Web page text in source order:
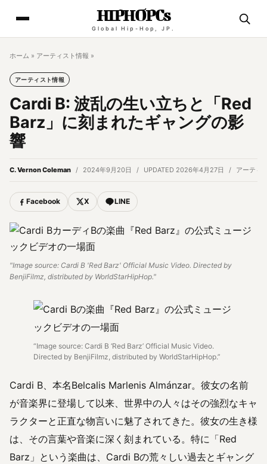
HIPHOPCs
Global Hip-Hop, JP.
ホーム » アーティスト情報 »
アーティスト情報
Cardi B: 波乱の生い立ちと「Red
Barz」に刻まれたギャングの影
響
C. Vernon Coleman 2024年9月20日 UPDATED 2026年4月27日 アーティ
Facebook X LINE
"Image source: Cardi B 'Red Barz' Official Music Video. Directed by
BenjiFilmz, distributed by WorldStarHipHop."
“Image source: Cardi B ‘Red Barz’ Official Music Video.
Directed by BenjiFilmz, distributed by WorldStarHipHop.”
Cardi B、本名Belcalis Marlenis Almánzar。彼女の名前
が音楽界に登場して以来、世界中の人々はその強烈なキャ
ラクターと正直な物言いに魅了されてきた。彼女の生き様
は、その言葉や音楽に深く刻まれている。特に「Red
Barz」という楽曲は、Cardi Bの荒々しい過去とギャング